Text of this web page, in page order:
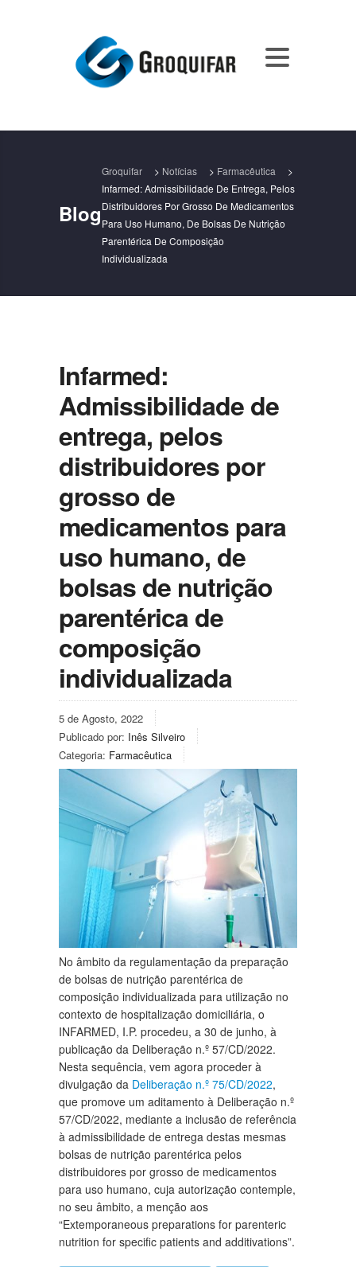
Blog
Groquifar > Notícias > Farmacêutica
>
Infarmed: Admissibilidade De Entrega, Pelos
Distribuidores Por Grosso De Medicamentos
Para Uso Humano, De Bolsas De Nutrição
Parentérica De Composição
Individualizada
Infarmed:
Admissibilidade de
entrega, pelos
distribuidores por
grosso de
medicamentos para
uso humano, de
bolsas de nutrição
parentérica de
composição
individualizada
5 de Agosto, 2022
Publicado por: Inês Silveiro
Categoria: Farmacêutica
No âmbito da regulamentação da preparação
de bolsas de nutrição parentérica de
composição individualizada para utilização no
contexto de hospitalização domiciliária, o
INFARMED, I.P. procedeu, a 30 de junho, à
publicação da Deliberação n.º 57/CD/2022.
Nesta sequência, vem agora proceder à
divulgação da Deliberação n.º 75/CD/2022,
que promove um aditamento à Deliberação n.º
57/CD/2022, mediante a inclusão de referência
à admissibilidade de entrega destas mesmas
bolsas de nutrição parentérica pelos
distribuidores por grosso de medicamentos
para uso humano, cuja autorização contemple,
no seu âmbito, a menção aos
“Extemporaneous preparations for parenteric
nutrition for specific patients and additivations”.